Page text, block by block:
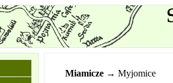
Miamicze → Myjomice